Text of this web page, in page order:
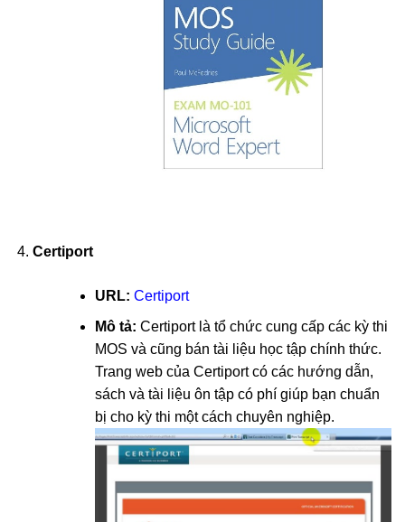
Certiport
URL: Certiport
Mô tả: Certiport là tổ chức cung cấp các kỳ thi
MOS và cũng bán tài liệu học tập chính thức.
Trang web của Certiport có các hướng dẫn,
sách và tài liệu ôn tập có phí giúp bạn chuẩn
bị cho kỳ thi một cách chuyên nghiệp.